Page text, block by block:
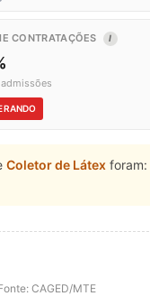
CONTRATAÇÕES I
Coletor de Látex foram:
CAGED/MTE